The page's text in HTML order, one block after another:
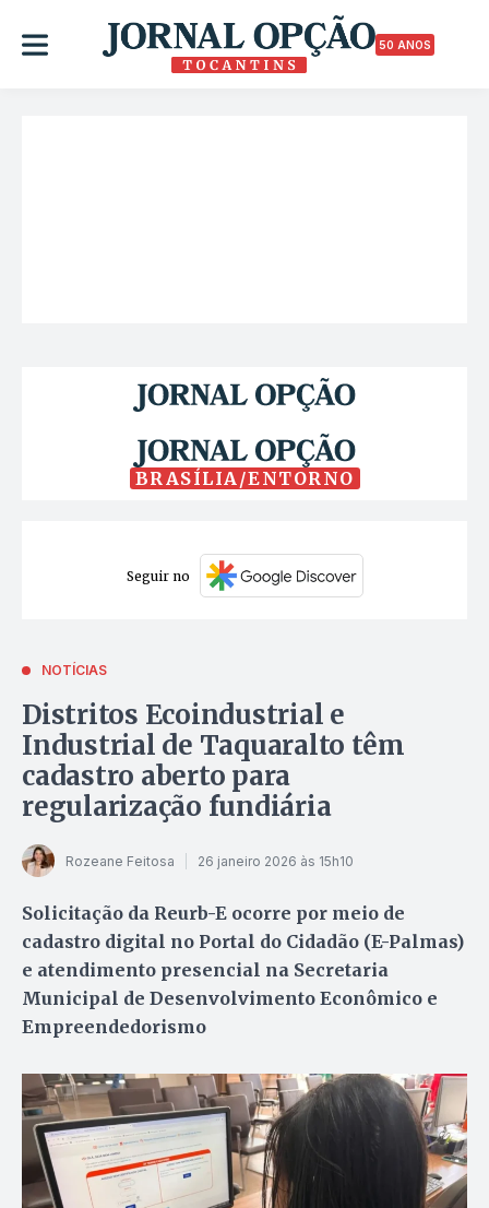
50 ANOS
BRASÍLIA/ENTORNO
Seguir no
NOTÍCIAS
Distritos Ecoindustrial e
Industrial de Taquaralto têm
cadastro aberto para
regularização fundiária
Rozeane Feitosa 26 janeiro 2026 às 15h10
Solicitação da Reurb-E ocorre por meio de
cadastro digital no Portal do Cidadão (E-Palmas)
e atendimento presencial na Secretaria
Municipal de Desenvolvimento Econômico e
Empreendedorismo